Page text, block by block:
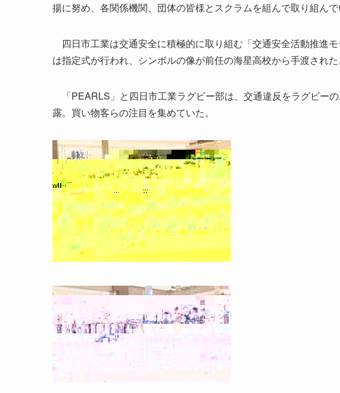
揚に努め、各関係機関、団体の皆様とスクラムを組んで取り組んで
四日市工業は交通安全に積極的に取り組む「交通安全活動推進
は指定式が行われ、シンボルの像が前任の海星高校から手渡された
「PEARLS」と四日市工業ラグビー部は、交通違反をラグビー
露。買い物客らの注目を集めていた。